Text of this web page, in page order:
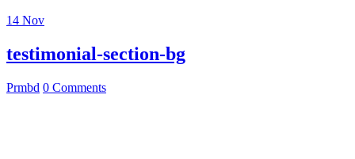
14 Nov
testimonial-section-bg
Prmbd 0 Comments